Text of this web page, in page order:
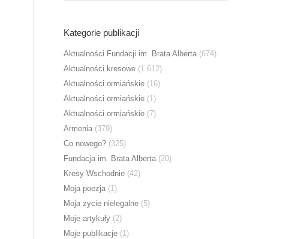
Kategorie publikacji
Aktualności Fundacji im. Brata Alberta (674)
Aktualności kresowe (1 612)
Aktualności ormiańskie (16)
Aktualności ormiańskie (1)
Aktualności ormiańskie (7)
Armenia (379)
Co nowego? (325)
Fundacja im. Brata Alberta (20)
Kresy Wschodnie (42)
Moja poezja (1)
Moja życie nielegalne (5)
Moje artykuły (2)
Moje publikacje (1)